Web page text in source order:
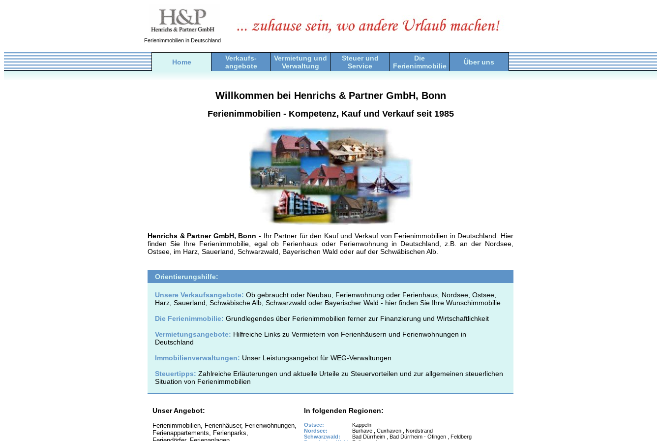
Ferienimmobilien in Deutschland
Home
Verkaufs-
angebote
Vermietung und
Verwaltung
Steuer und
Service
Die
Ferienimmobilie
Über uns
Willkommen bei Henrichs & Partner GmbH, Bonn
Ferienimmobilien - Kompetenz, Kauf und Verkauf seit 1985
Henrichs & Partner GmbH, Bonn - Ihr Partner für den Kauf und Verkauf von Ferienimmobilien in Deutschland. Hier
finden Sie Ihre Ferienimmobilie, egal ob Ferienhaus oder Ferienwohnung in Deutschland, z.B. an der Nordsee,
Ostsee, im Harz, Sauerland, Schwarzwald, Bayerischen Wald oder auf der Schwäbischen Alb.
Orientierungshilfe:
Unsere Verkaufsangebote: Ob gebraucht oder Neubau, Ferienwohnung oder Ferienhaus, Nordsee, Ostsee,
Harz, Sauerland, Schwäbische Alb, Schwarzwald oder Bayerischer Wald - hier finden Sie Ihre Wunschimmobilie
Die Ferienimmobilie: Grundlegendes über Ferienimmobilien ferner zur Finanzierung und Wirtschaftlichkeit
Vermietungsangebote: Hilfreiche Links zu Vermietern von Ferienhäusern und Ferienwohnungen in
Deutschland
Immobilienverwaltungen: Unser Leistungsangebot für WEG-Verwaltungen
Steuertipps: Zahlreiche Erläuterungen und aktuelle Urteile zu Steuervorteilen und zur allgemeinen steuerlichen
Situation von Ferienimmobilien
Unser Angebot: In folgenden Regionen:
Ferienimmobilien, Ferienhäuser, Ferienwohnungen,
Ferienappartements, Ferienparks,
Ostsee:
Kappeln
Nordsee:
Burhave , Cuxhaven , Nordstrand
Schwarzwald:
Bad Dürrheim , Bad Dürrheim - Öfingen , Feldberg